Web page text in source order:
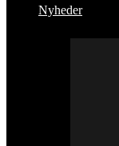
Nyheder